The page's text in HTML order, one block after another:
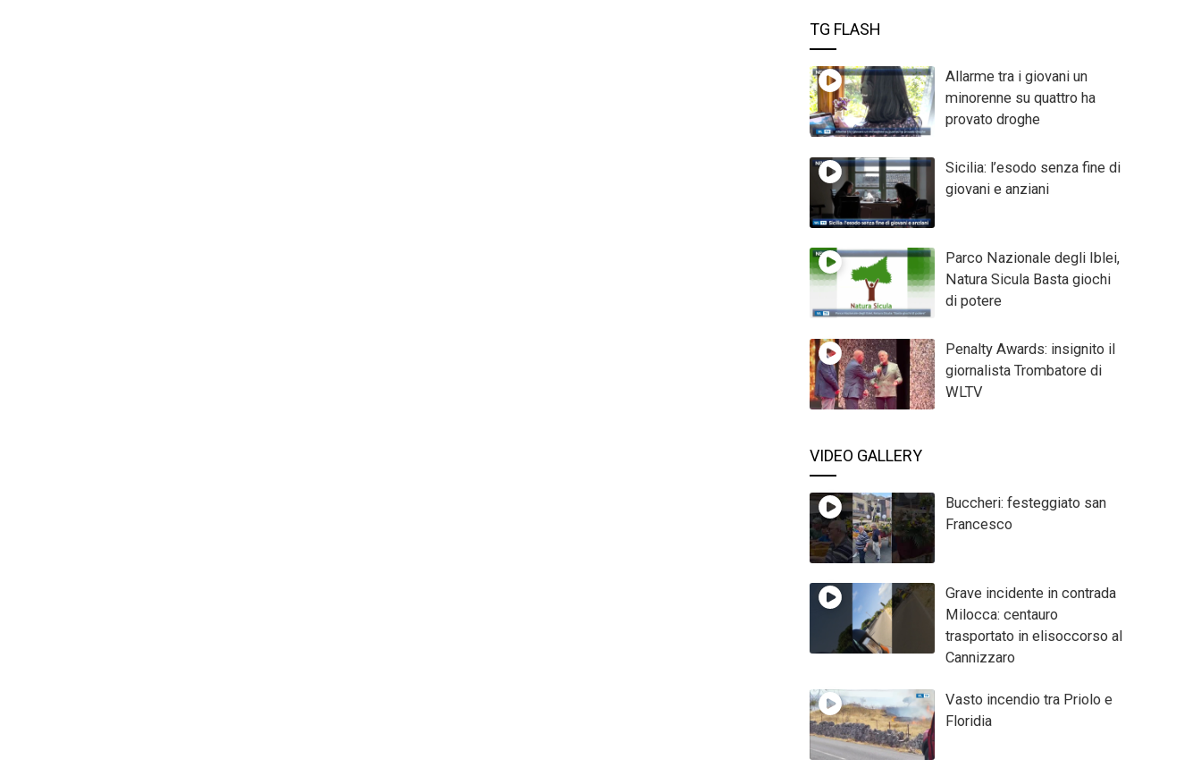
TG FLASH
Allarme tra i giovani un
minorenne su quattro ha
provato droghe
Sicilia: l’esodo senza fine di
giovani e anziani
Parco Nazionale degli Iblei,
Natura Sicula Basta giochi
di potere
Penalty Awards: insignito il
giornalista Trombatore di
WLTV
VIDEO GALLERY
Buccheri: festeggiato san
Francesco
Grave incidente in contrada
Milocca: centauro
trasportato in elisoccorso al
Cannizzaro
Vasto incendio tra Priolo e
Floridia